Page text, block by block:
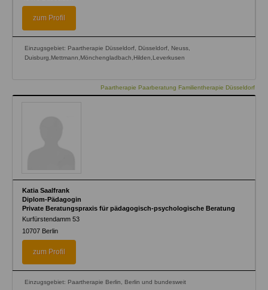
zum Profil
Einzugsgebiet: Paartherapie Düsseldorf, Düsseldorf, Neuss,
Duisburg,Mettmann,Mönchengladbach,Hilden,Leverkusen
Paartherapie Paarberatung Familientherapie Düsseldorf
Katia Saalfrank
Diplom-Pädagogin
Private Beratungspraxis für pädagogisch-psychologische Beratung
Kurfürstendamm 53
10707 Berlin
zum Profil
Einzugsgebiet: Paartherapie Berlin, Berlin und bundesweit